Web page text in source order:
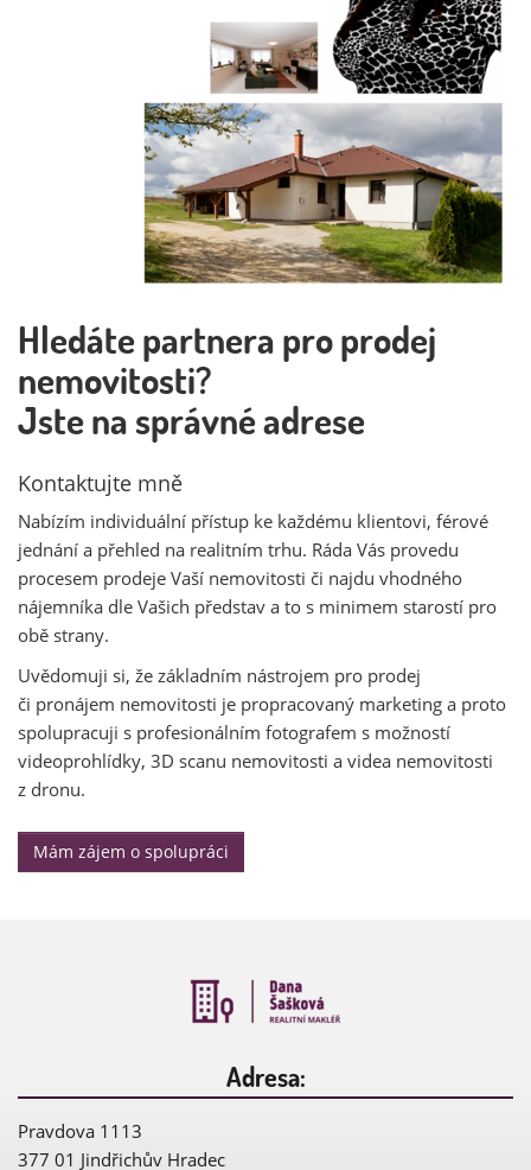
Hledáte partnera pro prodej
nemovitosti?
Jste na správné adrese
Kontaktujte mně
Nabízím individuální přístup ke každému klientovi, férové
jednání a přehled na realitním trhu. Ráda Vás provedu
procesem prodeje Vaší nemovitosti či najdu vhodného
nájemníka dle Vašich představ a to s minimem starostí pro
obě strany.
Uvědomuji si, že základním nástrojem pro prodej
či pronájem nemovitosti je propracovaný marketing a proto
spolupracuji s profesionálním fotografem s možností
videoprohlídky, 3D scanu nemovitosti a videa nemovitosti
z dronu.
Mám zájem o spolupráci
Adresa:
Pravdova 1113
377 01 Jindřichův Hradec